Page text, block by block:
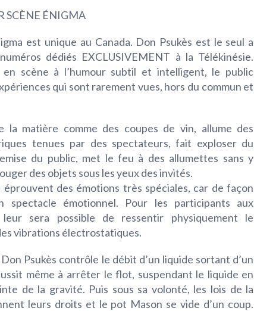
SCÈNE ÉNIGMA
est unique au Canada. Don Psukès est le seul a
dédiés EXCLUSIVEMENT à la Télékinésie.
en scène à l’humour subtil et intelligent, le public
qui sont rarement vues, hors du commun et
la matière comme des coupes de vin, allume des
tenues par des spectateurs, fait exploser du
du public, met le feu à des allumettes sans y
des objets sous les yeux des invités.
éprouvent des émotions très spéciales, car de façon
spectacle émotionnel. Pour les participants aux
leur sera possible de ressentir physiquement le
vibrations électrostatiques.
Psukès contrôle le débit d’un liquide sortant d’un
même à arrêter le flot, suspendant le liquide en
de la gravité. Puis sous sa volonté, les lois de la
leurs droits et le pot Mason se vide d’un coup.